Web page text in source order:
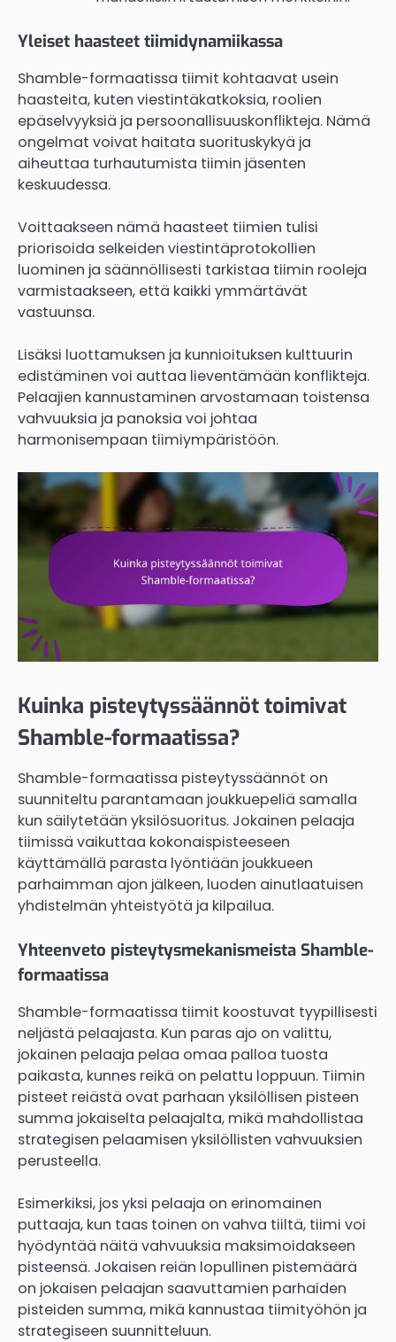
Yleiset haasteet tiimidynamiikassa
Shamble-formaatissa tiimit kohtaavat usein
haasteita, kuten viestintäkatkoksia, roolien
epäselvyyksiä ja persoonallisuuskonflikteja. Nämä
ongelmat voivat haitata suorituskykyä ja
aiheuttaa turhautumista tiimin jäsenten
keskuudessa.
Voittaakseen nämä haasteet tiimien tulisi
priorisoida selkeiden viestintäprotokollien
luominen ja säännöllisesti tarkistaa tiimin rooleja
varmistaakseen, että kaikki ymmärtävät
vastuunsa.
Lisäksi luottamuksen ja kunnioituksen kulttuurin
edistäminen voi auttaa lieventämään konflikteja.
Pelaajien kannustaminen arvostamaan toistensa
vahvuuksia ja panoksia voi johtaa
harmonisempaan tiimiympäristöön.
Kuinka pisteytyssäännöt toimivat
Shamble-formaatissa?
Shamble-formaatissa pisteytyssäännöt on
suunniteltu parantamaan joukkuepeliä samalla
kun säilytetään yksilösuoritus. Jokainen pelaaja
tiimissä vaikuttaa kokonaispisteeseen
käyttämällä parasta lyöntiään joukkueen
parhaimman ajon jälkeen, luoden ainutlaatuisen
yhdistelmän yhteistyötä ja kilpailua.
Yhteenveto pisteytysmekanismeista Shamble-
formaatissa
Shamble-formaatissa tiimit koostuvat tyypillisesti
neljästä pelaajasta. Kun paras ajo on valittu,
jokainen pelaaja pelaa omaa palloa tuosta
paikasta, kunnes reikä on pelattu loppuun. Tiimin
pisteet reiästä ovat parhaan yksilöllisen pisteen
summa jokaiselta pelaajalta, mikä mahdollistaa
strategisen pelaamisen yksilöllisten vahvuuksien
perusteella.
Esimerkiksi, jos yksi pelaaja on erinomainen
puttaaja, kun taas toinen on vahva tiiltä, tiimi voi
hyödyntää näitä vahvuuksia maksimoidakseen
pisteensä. Jokaisen reiän lopullinen pistemäärä
on jokaisen pelaajan saavuttamien parhaiden
pisteiden summa, mikä kannustaa tiimityöhön ja
strategiseen suunnitteluun.